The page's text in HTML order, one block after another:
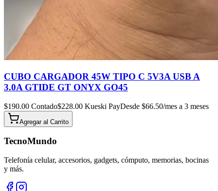
CUBO CARGADOR 45W TIPO C 5V3A USB A
3.0A GTIDE GT ONYX GO45
$190.00 Contado$228.00 Kueski PayDesde $66.50/mes a 3 meses
Agregar al Carrito
TecnoMundo
Telefonía celular, accesorios, gadgets, cómputo, memorias, bocinas
y más.